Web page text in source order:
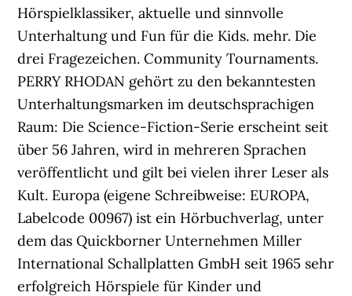
Hörspielklassiker, aktuelle und sinnvolle
Unterhaltung und Fun für die Kids. mehr. Die
drei Fragezeichen. Community Tournaments.
PERRY RHODAN gehört zu den bekanntesten
Unterhaltungsmarken im deutschsprachigen
Raum: Die Science-Fiction-Serie erscheint seit
über 56 Jahren, wird in mehreren Sprachen
veröffentlicht und gilt bei vielen ihrer Leser als
Kult. Europa (eigene Schreibweise: EUROPA,
Labelcode 00967) ist ein Hörbuchverlag, unter
dem das Quickborner Unternehmen Miller
International Schallplatten GmbH seit 1965 sehr
erfolgreich Hörspiele für Kinder und